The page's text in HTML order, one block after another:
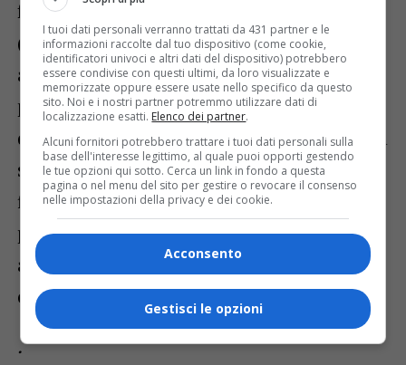
fondi derivanti dalle Strategie Urbane
(SUA) e le Aree Interne hanno permesso
alla Regione di finanziare tutti i Comuni
piemontesi in maniera chiara, semplice e
diretta. A differenza delle scelte fatte per la
scorsa programmazione (2014-21) di
finanziare solo le città capoluogo di
provincia, in questa programmazione
abbiamo voluto essere vicini a tutti i
comuni piemontesi.
.
I tuoi dati personali verranno trattati da 431 partner e le
informazioni raccolte dal tuo dispositivo (come cookie,
identificatori univoci e altri dati del dispositivo) potrebbero
essere condivise con questi ultimi, da loro visualizzate e
memorizzate oppure essere usate nello specifico da questo
sito. Noi e i nostri partner potremmo utilizzare dati di
localizzazione esatti. Elenco dei partner.
Alcuni fornitori potrebbero trattare i tuoi dati personali sulla
base dell'interesse legittimo, al quale puoi opporti gestendo
le tue opzioni qui sotto. Cerca un link in fondo a questa
pagina o nel menu del sito per gestire o revocare il consenso
nelle impostazioni della privacy e dei cookie.
Acconsento
Gestisci le opzioni